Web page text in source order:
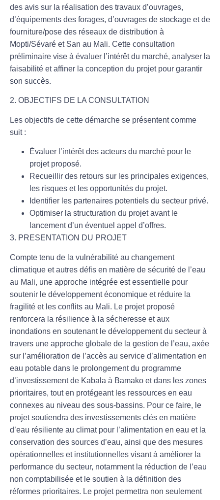
des avis sur la réalisation des travaux d’ouvrages,
d’équipements des forages, d’ouvrages de stockage et de
fourniture/pose des réseaux de distribution à
Mopti/Sévaré et San au Mali. Cette consultation
préliminaire vise à évaluer l’intérêt du marché, analyser la
faisabilité et affiner la conception du projet pour garantir
son succès.
2. OBJECTIFS DE LA CONSULTATION
Les objectifs de cette démarche se présentent comme
suit :
Évaluer l’intérêt des acteurs du marché pour le
projet proposé.
Recueillir des retours sur les principales exigences,
les risques et les opportunités du projet.
Identifier les partenaires potentiels du secteur privé.
Optimiser la structuration du projet avant le
lancement d’un éventuel appel d’offres.
3. PRESENTATION DU PROJET
Compte tenu de la vulnérabilité au changement
climatique et autres défis en matière de sécurité de l’eau
au Mali, une approche intégrée est essentielle pour
soutenir le développement économique et réduire la
fragilité et les conflits au Mali. Le projet proposé
renforcera la résilience à la sécheresse et aux
inondations en soutenant le développement du secteur à
travers une approche globale de la gestion de l’eau, axée
sur l’amélioration de l’accès au service d’alimentation en
eau potable dans le prolongement du programme
d’investissement de Kabala à Bamako et dans les zones
prioritaires, tout en protégeant les ressources en eau
connexes au niveau des sous-bassins. Pour ce faire, le
projet soutiendra des investissements clés en matière
d’eau résiliente au climat pour l’alimentation en eau et la
conservation des sources d’eau, ainsi que des mesures
opérationnelles et institutionnelles visant à améliorer la
performance du secteur, notamment la réduction de l’eau
non comptabilisée et le soutien à la définition des
réformes prioritaires. Le projet permettra non seulement